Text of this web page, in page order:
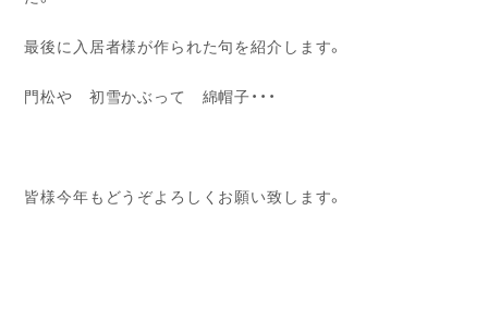
最後に入居者様が作られた句を紹介します。
門松や 初雪かぶって 綿帽子・・・
皆様今年もどうぞよろしくお願い致します。